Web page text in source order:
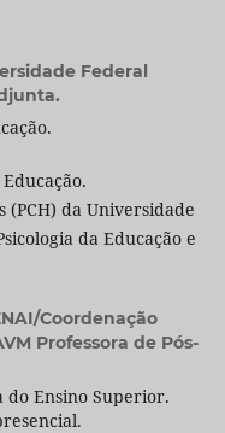
Federal
(PCH) da Universidade
da Educação e
Coordenação
Professora de Pós-
do Ensino Superior.